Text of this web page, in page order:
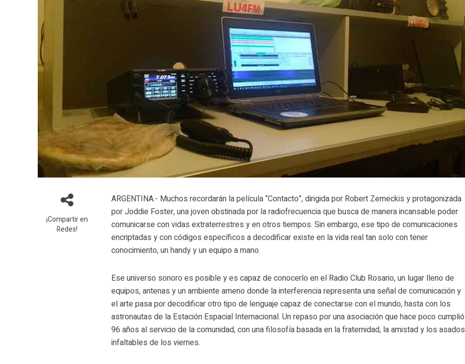
¡Compartir en
Redes!
ARGENTINA.- Muchos recordarán la película “Contacto”, dirigida por Robert Zemeckis y protagonizada
por Joddie Foster, una joven obstinada por la radiofrecuencia que busca de manera incansable poder
comunicarse con vidas extraterrestres y en otros tiempos. Sin embargo, ese tipo de comunicaciones
encriptadas y con códigos específicos a decodificar existe en la vida real tan solo con tener
conocimiento, un handy y un equipo a mano.
Ese universo sonoro es posible y es capaz de conocerlo en el Radio Club Rosario, un lugar lleno de
equipos, antenas y un ambiente ameno donde la interferencia representa una señal de comunicación y
el arte pasa por decodificar otro tipo de lenguaje capaz de conectarse con el mundo, hasta con los
astronautas de la Estación Espacial Internacional. Un repaso por una asociación que hace poco cumplió
96 años al servicio de la comunidad, con una filosofía basada en la fraternidad, la amistad y los asados
infaltables de los viernes.